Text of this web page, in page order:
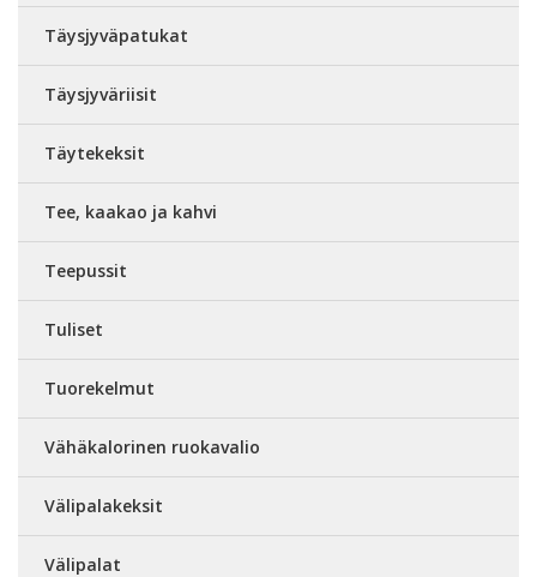
Täysjyväpatukat
Täysjyväriisit
Täytekeksit
Tee, kaakao ja kahvi
Teepussit
Tuliset
Tuorekelmut
Vähäkalorinen ruokavalio
Välipalakeksit
Välipalat